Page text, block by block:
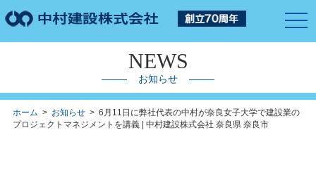
NEWS
お知らせ
ホーム > お知らせ> 6月11日に弊社代表の中村が奈良女子大学で建設業の
プロジェクトマネジメントを講義 | 中村建設株式会社 奈良県 奈良市